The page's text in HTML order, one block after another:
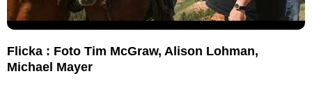
Flicka : Foto Tim McGraw, Alison Lohman,
Michael Mayer